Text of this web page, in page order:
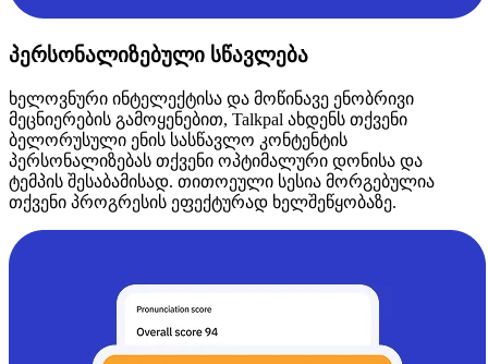
პერსონალიზებული სწავლება
ხელოვნური ინტელექტისა და მოწინავე ენობრივი
მეცნიერების გამოყენებით, Talkpal ახდენს თქვენი
ბელორუსული ენის სასწავლო კონტენტის
პერსონალიზებას თქვენი ოპტიმალური დონისა და
ტემპის შესაბამისად. თითოეული სესია მორგებულია
თქვენი პროგრესის ეფექტურად ხელშეწყობაზე.